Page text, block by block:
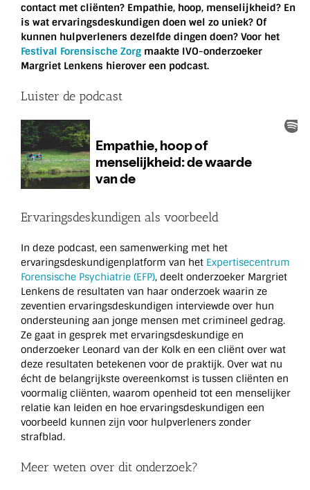
contact met cliënten? Empathie, hoop, menselijkheid? En
is wat ervaringsdeskundigen doen wel zo uniek? Of
kunnen hulpverleners dezelfde dingen doen? Voor het
Festival Forensische Zorg maakte IVO-onderzoeker
Margriet Lenkens hierover een podcast.
Luister de podcast
Ervaringsdeskundigen als voorbeeld
In deze podcast, een samenwerking met het
ervaringsdeskundigenplatform van het Expertisecentrum
Forensische Psychiatrie (EFP), deelt onderzoeker Margriet
Lenkens de resultaten van haar onderzoek waarin ze
zeventien ervaringsdeskundigen interviewde over hun
ondersteuning aan jonge mensen met crimineel gedrag.
Ze gaat in gesprek met ervaringsdeskundige en
onderzoeker Leonard van der Kolk en een cliënt over wat
deze resultaten betekenen voor de praktijk. Over wat nu
écht de belangrijkste overeenkomst is tussen cliënten en
voormalig cliënten, waarom openheid tot een menselijker
relatie kan leiden en hoe ervaringsdeskundigen een
voorbeeld kunnen zijn voor hulpverleners zonder
strafblad.
Meer weten over dit onderzoek?